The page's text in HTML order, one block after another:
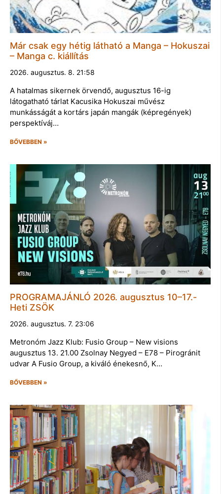
Már csak egy hétig látható a Manga – Hokuszai
– Manga c. kiállítás
2026. augusztus. 8. 21:58
A hatalmas sikernek örvendő, augusztus 16-ig
látogatható tárlat Kacusika Hokuszai művész
munkásságát a kortárs japán mangák (képregények)
perspektíváj…
BŐVEBBEN »
PROGRAMAJÁNLÓ 2026. augusztus 10–17.-
Heti ZSÖK
2026. augusztus. 7. 23:06
Metronóm Jazz Klub: Fusio Group – New visions
augusztus 13. 21.00 Zsolnay Negyed – E78 – Pirogránit
udvar A Fusio Group, a kiváló énekesnő, K…
BŐVEBBEN »